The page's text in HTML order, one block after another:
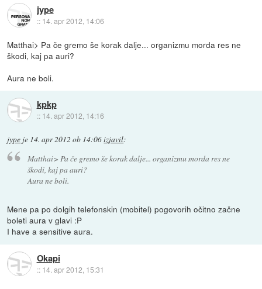
jype
:: 14. apr 2012, 14:06
Matthai> Pa če gremo še korak dalje... organizmu morda res ne
škodi, kaj pa auri?
Aura ne boli.
kpkp
:: 14. apr 2012, 14:16
jype je 14. apr 2012 ob 14:06izjavil:
Matthai> Pa če gremo še korak dalje... organizmu morda res ne
škodi, kaj pa auri?
Aura ne boli.
Mene pa po dolgih telefonskin (mobitel) pogovorih očitno začne
boleti aura v glavi :P
I have a sensitive aura.
Okapi
:: 14. apr 2012, 15:31